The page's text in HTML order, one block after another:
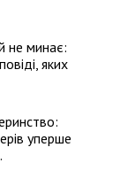
не минає:
яких
уперше